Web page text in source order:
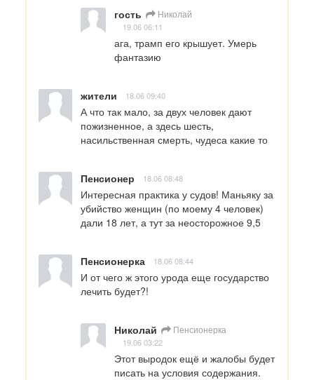
гость Николай
19.06 06:11
ага, трамп его крышует. Умерь
фантазию
жители 18.06 09:40
А что так мало, за двух человек дают
пожизненное, а здесь шесть,
насильственная смерть, чудеса какие то
Пенсионер 18.06 08:48
Интересная практика у судов! Маньяку за
убийство женщин (по моему 4 человек)
дали 18 лет, а тут за неосторожное 9,5
Пенсионерка 18.06 08:44
И от чего ж этого урода еще государство
лечить будет?!
Николай Пенсионерка
19.06 03:22
Этот выродок ещё и жалобы будет
писать на условия содержания.